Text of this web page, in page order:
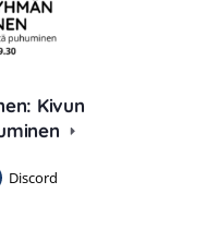
Kivun
Discord